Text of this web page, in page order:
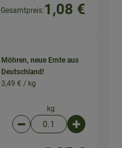
Gesamtpreis: 1,08 €
Möhren, neue Ernte aus
Deutschland!
3,49 € / kg
kg
Artikelanzahl